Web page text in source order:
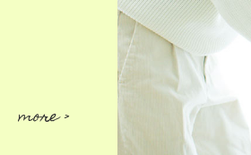
more >